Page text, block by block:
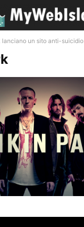
lanciano un sito anti-suicidio